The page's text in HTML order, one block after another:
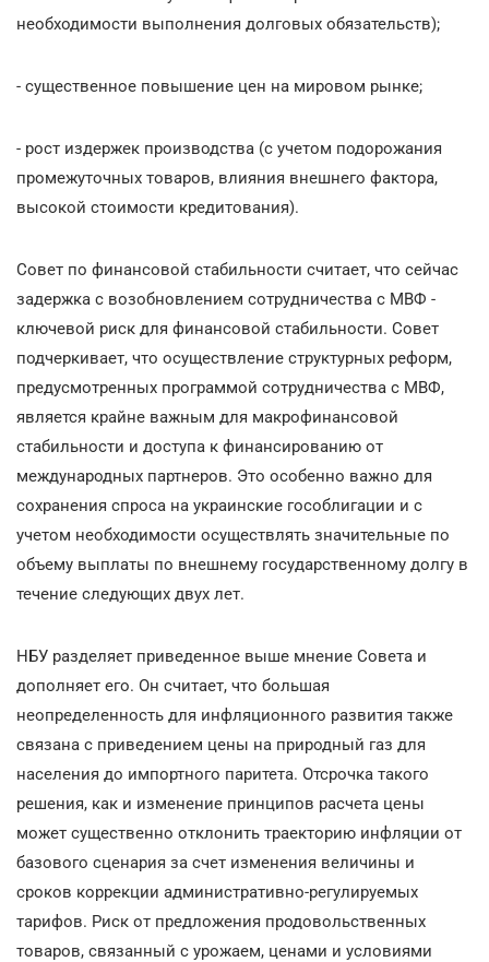
необходимости выполнения долговых обязательств);
- существенное повышение цен на мировом рынке;
- рост издержек производства (с учетом подорожания
промежуточных товаров, влияния внешнего фактора,
высокой стоимости кредитования).
Совет по финансовой стабильности считает, что сейчас
задержка с возобновлением сотрудничества с МВФ -
ключевой риск для финансовой стабильности. Совет
подчеркивает, что осуществление структурных реформ,
предусмотренных программой сотрудничества с МВФ,
является крайне важным для макрофинансовой
стабильности и доступа к финансированию от
международных партнеров. Это особенно важно для
сохранения спроса на украинские гособлигации и с
учетом необходимости осуществлять значительные по
объему выплаты по внешнему государственному долгу в
течение следующих двух лет.
НБУ разделяет приведенное выше мнение Совета и
дополняет его. Он считает, что большая
неопределенность для инфляционного развития также
связана с приведением цены на природный газ для
населения до импортного паритета. Отсрочка такого
решения, как и изменение принципов расчета цены
может существенно отклонить траекторию инфляции от
базового сценария за счет изменения величины и
сроков коррекции административно-регулируемых
тарифов. Риск от предложения продовольственных
товаров, связанный с урожаем, ценами и условиями